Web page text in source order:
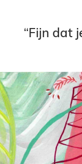
“Fijn dat